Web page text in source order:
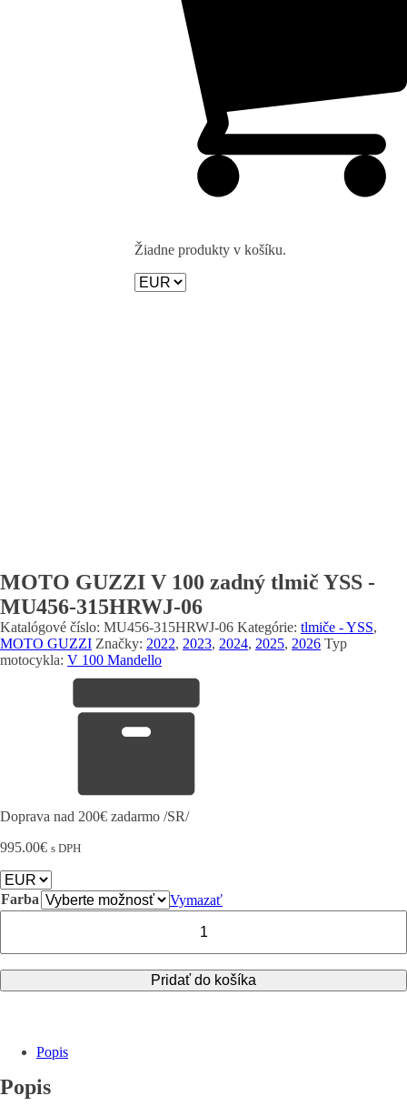
Žiadne produkty v košíku.
MOTO GUZZI V 100 zadný tlmič YSS -
MU456-315HRWJ-06
Katalógové číslo: MU456-315HRWJ-06 Kategórie: tlmiče - YSS,
MOTO GUZZI Značky: 2022, 2023, 2024, 2025, 2026 Typ
motocykla: V 100 Mandello
Doprava nad 200€ zadarmo /SR/
995.00€ s DPH
Farba
Vymazať
GUZZI
V
315HRWJ-
06
Pridať do košíka
Popis
Popis